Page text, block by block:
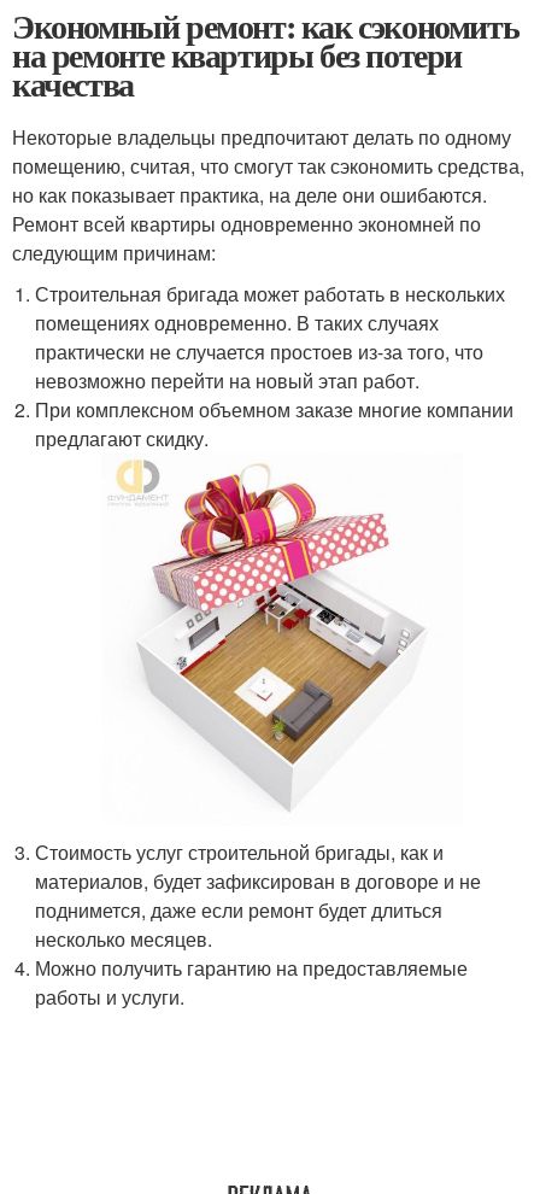
Экономный ремонт: как сэкономить
на ремонте квартиры без потери
качества
Некоторые владельцы предпочитают делать по одному
помещению, считая, что смогут так сэкономить средства,
но как показывает практика, на деле они ошибаются.
Ремонт всей квартиры одновременно экономней по
следующим причинам:
Строительная бригада может работать в нескольких
помещениях одновременно. В таких случаях
практически не случается простоев из-за того, что
невозможно перейти на новый этап работ.
При комплексном объемном заказе многие компании
предлагают скидку.
Стоимость услуг строительной бригады, как и
материалов, будет зафиксирован в договоре и не
поднимется, даже если ремонт будет длиться
несколько месяцев.
Можно получить гарантию на предоставляемые
работы и услуги.